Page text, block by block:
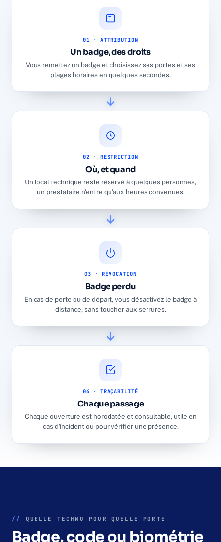
01 · ATTRIBUTION
Un badge, des droits
Vous remettez un badge et choisissez ses portes et ses
plages horaires en quelques secondes.
02 · RESTRICTION
Où, et quand
Un local technique reste réservé à quelques personnes,
un prestataire n'entre qu'aux heures convenues.
03 · RÉVOCATION
Badge perdu
En cas de perte ou de départ, vous désactivez le badge à
distance, sans toucher aux serrures.
04 · TRAÇABILITÉ
Chaque passage
Chaque ouverture est horodatée et consultable, utile en
cas d'incident ou pour vérifier une présence.
// QUELLE TECHNO POUR QUELLE PORTE
Badge, code ou biométrie